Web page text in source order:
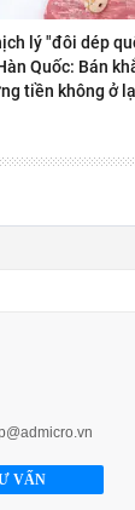
lý "đôi dép
Quốc: Bán
tiền không ở
VẤN